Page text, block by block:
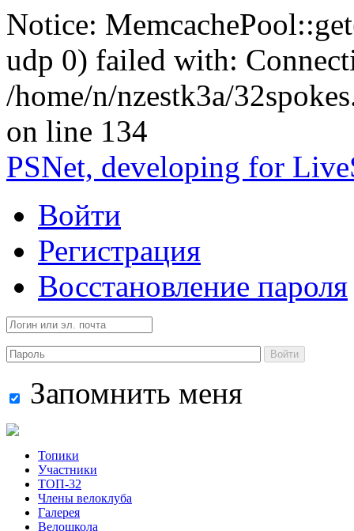
Notice:
udp 0) failed with:
/home/n/nzestk3a/
on line 134
PSNet, developing for
Войти
Регистрация
Восстановление пароля
Войти
Запомнить меня
Топики
Участники
ТОП-32
Члены велоклуба
Галерея
Велошкола